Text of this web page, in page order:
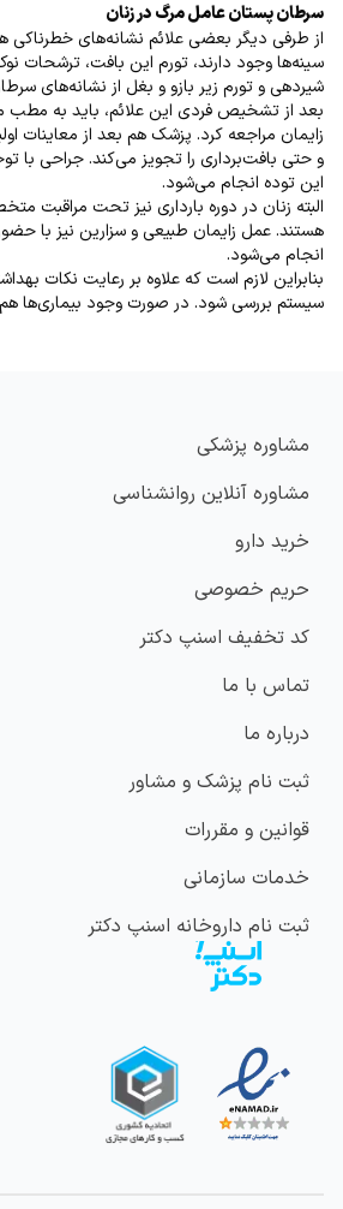
سرطان پستان عامل مرگ در زنان
از طرفی دیگر بعضی علائم نشانه‌های خطرناکی
سینه‌ها وجود دارند، تورم این بافت، ترشحات
شیردهی و تورم زیر بازو و بغل از نشانه‌های
بعد از تشخیص فردی این علائم، باید به
زایمان مراجعه کرد. پزشک هم بعد از معاینات
و حتی بافت‌برداری را تجویز می‌کند. جراحی با
این توده انجام می‌شود.
البته زنان در دوره بارداری نیز تحت مراقبت
هستند. عمل زایمان طبیعی و سزارین نیز با
انجام می‌شود.
بنابراین لازم است که علاوه بر رعایت نکات
سیستم بررسی شود. در صورت وجود بیماری‌ها
مشاوره پزشکی
مشاوره آنلاین روانشناسی
خرید دارو
حریم خصوصی
کد تخفیف اسنپ دکتر
تماس با ما
درباره ما
ثبت نام پزشک و مشاور
قوانین و مقررات
خدمات سازمانی
ثبت نام داروخانه اسنپ دکتر